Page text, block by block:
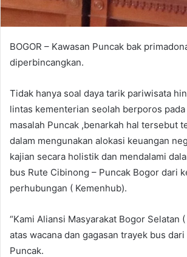
BOGOR – Kawasan Puncak bak
diperbincangkan.
Tidak hanya soal daya tarik pariwisata
lintas kementerian seolah berporos
masalah Puncak ,benarkah hal tersebut
dalam mengunakan alokasi keuangan
kajian secara holistik dan mendalami
bus Rute Cibinong – Puncak Bogor dari
perhubungan ( Kemenhub).
“Kami Aliansi Masyarakat Bogor Selatan
atas wacana dan gagasan trayek bus
Puncak.